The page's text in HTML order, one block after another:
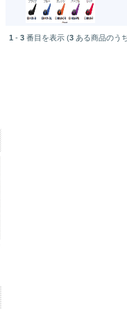
1 - 3 番目を表示 (3 ある商品のう